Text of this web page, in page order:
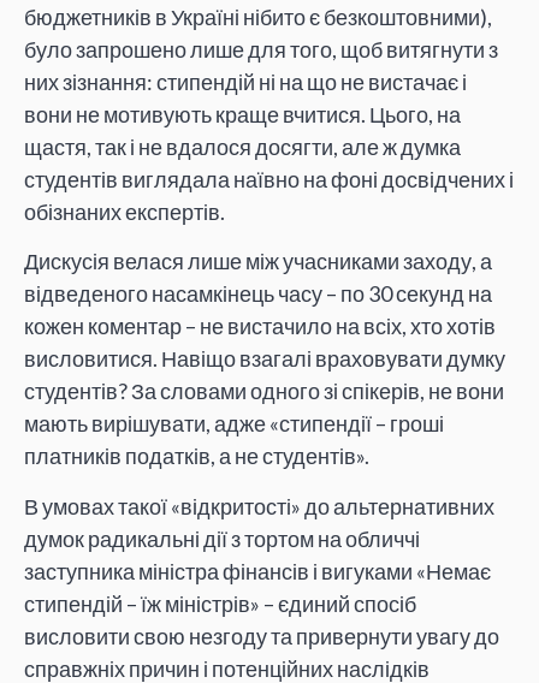
бюджетників в Україні нібито є безкоштовними),
було запрошено лише для того, щоб витягнути з
них зізнання: стипендій ні на що не вистачає і
вони не мотивують краще вчитися. Цього, на
щастя, так і не вдалося досягти, але ж думка
студентів виглядала наївно на фоні досвідчених і
обізнаних експертів.
Дискусія велася лише між учасниками заходу, а
відведеного насамкінець часу – по 30 секунд на
кожен коментар – не вистачило на всіх, хто хотів
висловитися. Навіщо взагалі враховувати думку
студентів? За словами одного зі спікерів, не вони
мають вирішувати, адже «стипендії – гроші
платників податків, а не студентів».
В умовах такої «відкритості» до альтернативних
думок радикальні дії з тортом на обличчі
заступника міністра фінансів і вигуками «Немає
стипендій – їж міністрів» – єдиний спосіб
висловити свою незгоду та привернути увагу до
справжніх причин і потенційних наслідків